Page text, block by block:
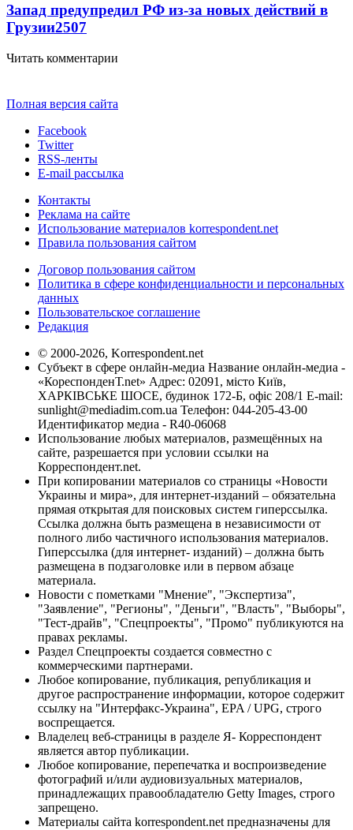
Запад предупредил РФ из-за новых действий в
Грузии2507
Читать комментарии
Полная версия сайта
Facebook
Twitter
RSS-ленты
E-mail рассылка
Контакты
Реклама на сайте
Использование материалов korrespondent.net
Правила пользования сайтом
Договор пользования сайтом
Политика в сфере конфиденциальности и персональных
данных
Пользовательское соглашение
Редакция
© 2000-2026, Korrespondent.net
Субъект в сфере онлайн-медиа Название онлайн-медиа -
«КореспонденТ.net» Адрес: 02091, місто Київ,
ХАРКІВСЬКЕ ШОСЕ, будинок 172-Б, офіс 208/1 E-mail:
sunlight@mediadim.com.ua Телефон: 044-205-43-00
Идентификатор медиа - R40-06068
Использование любых материалов, размещённых на
сайте, разрешается при условии ссылки на
Корреспондент.net.
При копировании материалов со страницы «Новости
Украины и мира», для интернет-изданий – обязательна
прямая открытая для поисковых систем гиперссылка.
Ссылка должна быть размещена в независимости от
полного либо частичного использования материалов.
Гиперссылка (для интернет- изданий) – должна быть
размещена в подзаголовке или в первом абзаце
материала.
Новости с пометками "Мнение", "Экспертиза",
"Заявление", "Регионы", "Деньги", "Власть", "Выборы",
"Тест-драйв", "Спецпроекты", "Промо" публикуются на
правах рекламы.
Раздел Спецпроекты создается совместно с
коммерческими партнерами.
Любое копирование, публикация, републикация и
другое распространение информации, которое содержит
ссылку на "Интерфакс-Украина", EPA / UPG, строго
воспрещается.
Владелец веб-страницы в разделе Я- Корреспондент
является автор публикации.
Любое копирование, перепечатка и воспроизведение
фотографий и/или аудиовизуальных материалов,
принадлежащих правообладателю Getty Images, строго
запрещено.
Материалы сайта korrespondent.net предназначены для